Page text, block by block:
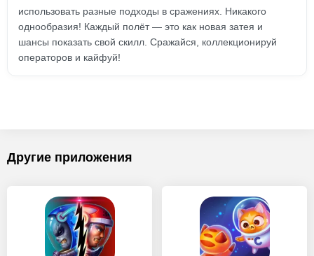
использовать разные подходы в сражениях. Никакого
однообразия! Каждый полёт — это как новая затея и
шансы показать свой скилл. Сражайся, коллекционируй
операторов и кайфуй!
Другие приложения